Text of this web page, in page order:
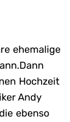
ehemalige
Hochzeit
Andy
ebenso